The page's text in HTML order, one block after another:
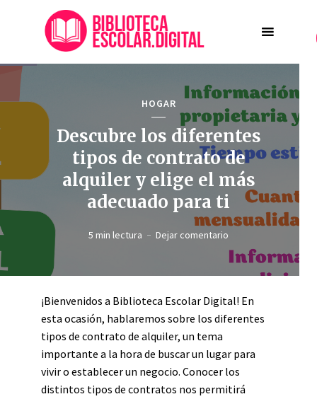
HOGAR
Descubre los diferentes
tipos de contrato de
alquiler y elige el más
adecuado para ti
5 min lectura Dejar comentario
¡Bienvenidos a Biblioteca Escolar Digital! En
esta ocasión, hablaremos sobre los diferentes
tipos de contrato de alquiler, un tema
importante a la hora de buscar un lugar para
vivir o establecer un negocio. Conocer los
distintos tipos de contratos nos permitirá